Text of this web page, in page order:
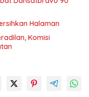
Halaman
Komisi